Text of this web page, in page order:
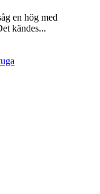
en hög med
kändes...